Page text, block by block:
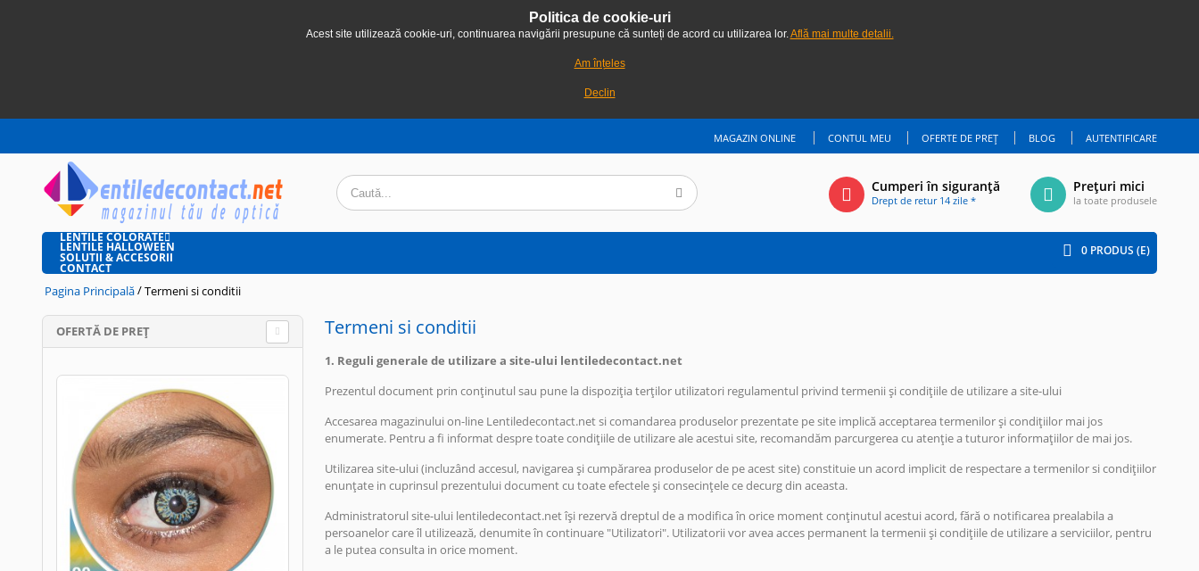
Politica de cookie-uri
Acest site utilizează cookie-uri, continuarea navigării presupune că sunteți de acord cu utilizarea lor.Află mai multe detalii.
Am înțeles
Declin
CONTUL MEU OFERTE DE PREȚ BLOG AUTENTIFICARE
MAGAZIN ONLINE
Cumperi în siguranță
Drept de retur 14 zile *
Prețuri mici
la toate produsele
0 PRODUS (E)
LENTILE COLORATE
LENTILE HALLOWEEN
SOLUTII & ACCESORII
CONTACT
Pagina Principală/Termeni si conditii
Termeni si conditii
1. Reguli generale de utilizare a site-ului lentiledecontact.net
Prezentul document prin conținutul sau pune la dispoziția terților utilizatori regulamentul privind termenii și condițiile de utilizare a site-ului
Accesarea magazinului on-line Lentiledecontact.net si comandarea produselor prezentate pe site implică acceptarea termenilor și condițiilor mai jos
enumerate. Pentru a fi informat despre toate condițiile de utilizare ale acestui site, recomandăm parcurgerea cu atenție a tuturor informațiilor de mai jos.
Utilizarea site-ului (incluzând accesul, navigarea și cumpărarea produselor de pe acest site) constituie un acord implicit de respectare a termenilor si condițiilor
enunțate in cuprinsul prezentului document cu toate efectele și consecințele ce decurg din aceasta.
Administratorul site-ului lentiledecontact.net își rezervă dreptul de a modifica în orice moment conținutul acestui acord, fără o notificarea prealabila a
persoanelor care îl utilizează, denumite în continuare "Utilizatori". Utilizatorii vor avea acces permanent la termenii și condițiile de utilizare a serviciilor, pentru
a le putea consulta in orice moment.
OFERTĂ DE PREȚ